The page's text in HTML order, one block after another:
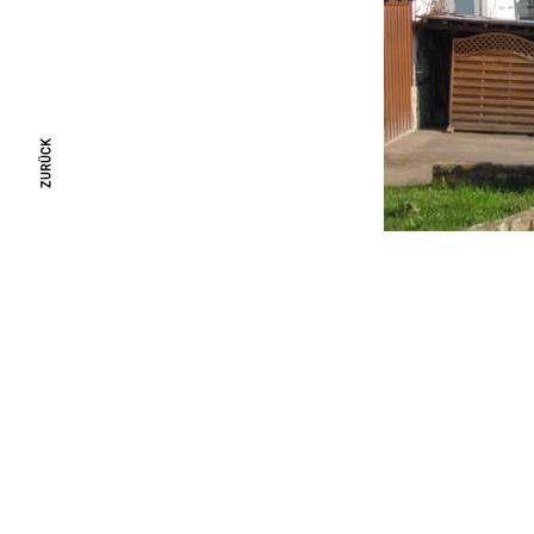
ZURÜCK